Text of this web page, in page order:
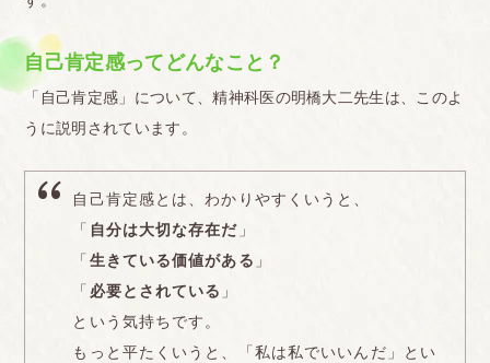
自己肯定感ってどんなこと？
「自己肯定感」について、精神科医の明橋大二先生は、このよ
うに説明されています。
自己肯定感とは、わかりやすくいうと、
「 自分は大切な存在だ 」
「 生きている価値がある 」
「 必要とされている 」
という気持ちです。
もっと平たくいうと、「私は私でいいんだ」とい